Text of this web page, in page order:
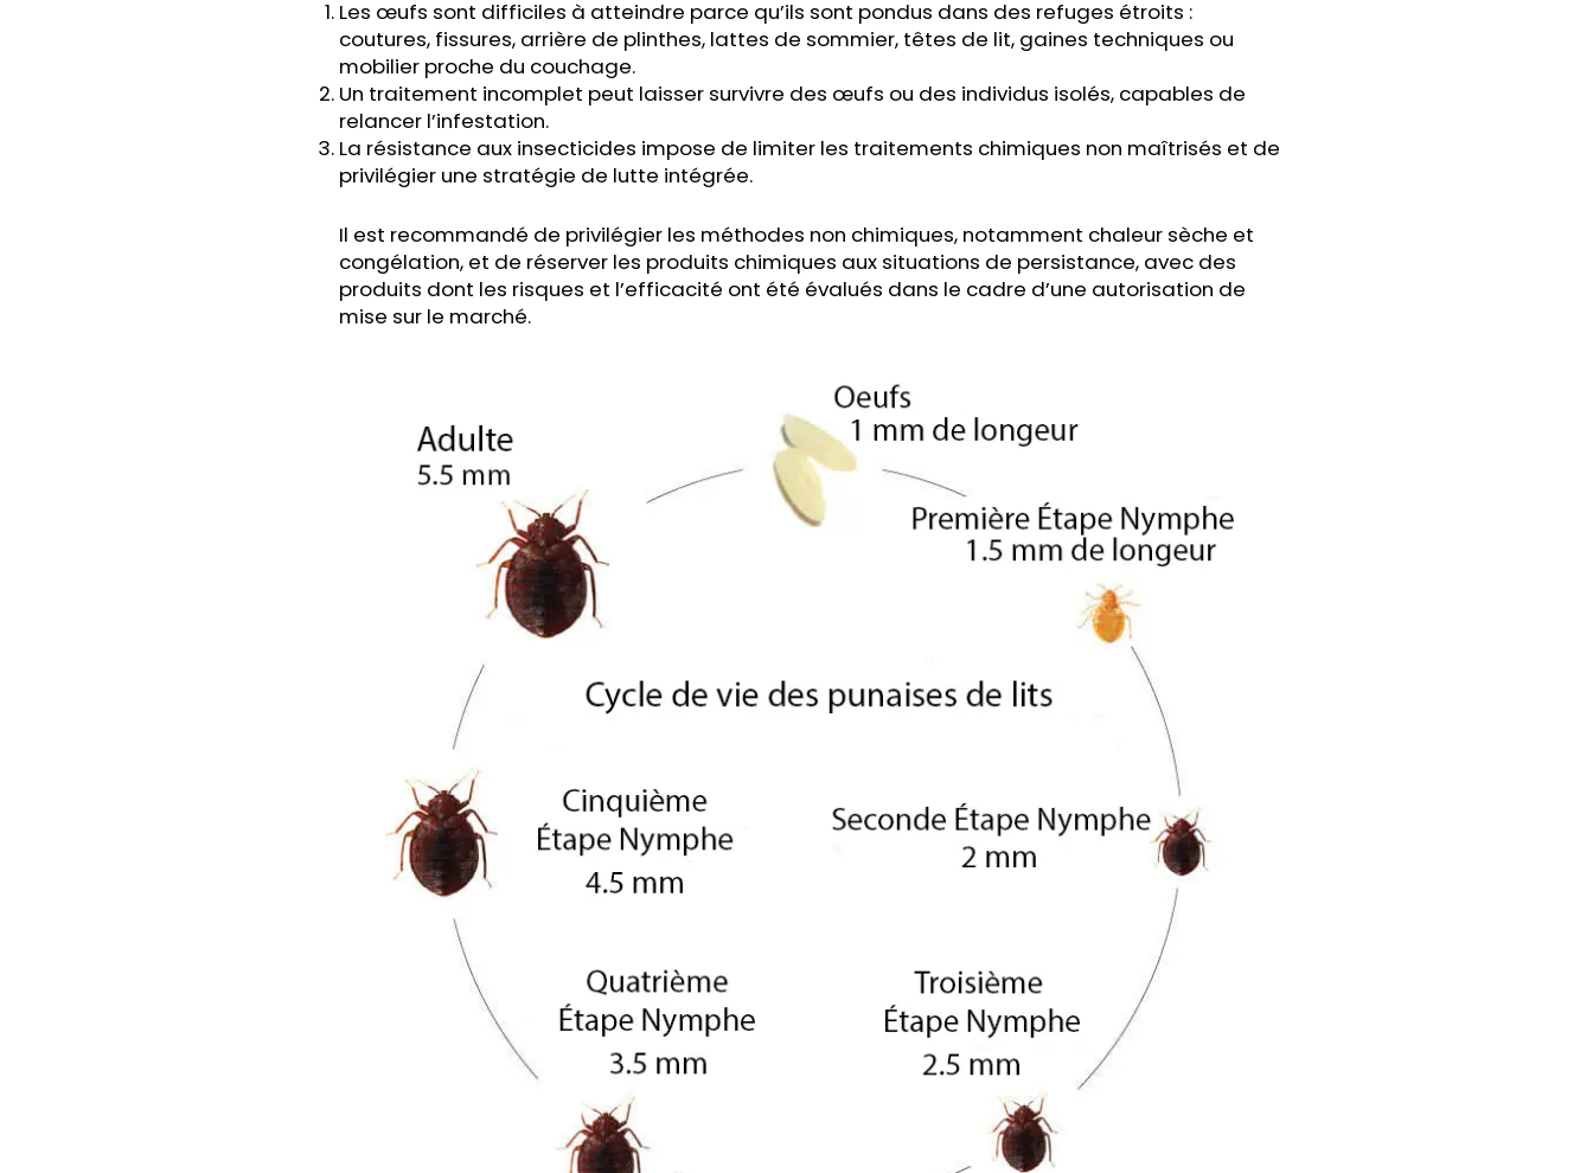
Les œufs sont difficiles à atteindre parce qu’ils sont pondus dans des refuges étroits :
coutures, fissures, arrière de plinthes, lattes de sommier, têtes de lit, gaines techniques ou
mobilier proche du couchage.
Un traitement incomplet peut laisser survivre des œufs ou des individus isolés, capables de
relancer l’infestation.
La résistance aux insecticides impose de limiter les traitements chimiques non maîtrisés et de
privilégier une stratégie de lutte intégrée.
Il est recommandé de privilégier les méthodes non chimiques, notamment chaleur sèche et
congélation, et de réserver les produits chimiques aux situations de persistance, avec des
produits dont les risques et l’efficacité ont été évalués dans le cadre d’une autorisation de
mise sur le marché.